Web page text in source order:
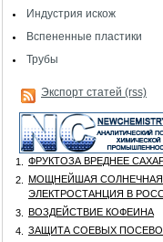
Индустрия искож
Вспененные пластики
Трубы
Экспорт статей (rss)
1.
ФРУКТОЗА ВРЕДНЕЕ
2.
МОЩНЕЙШАЯ СОЛНЕЧНАЯ
ЭЛЕКТРОСТАНЦИЯ В
3.
ВОЗДЕЙСТВИЕ КОФЕИНА
4.
ЗАЩИТА СОЕВЫХ